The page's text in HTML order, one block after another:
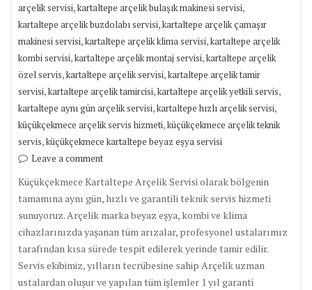
arçelik servisi,kartaltepe arçelik bulaşık makinesi servisi,
kartaltepe arçelik buzdolabı servisi,kartaltepe arçelik çamaşır
makinesi servisi,kartaltepe arçelik klima servisi,kartaltepe arçelik
kombi servisi,kartaltepe arçelik montaj servisi,kartaltepe arçelik
özel servis,kartaltepe arçelik servisi,kartaltepe arçelik tamir
servisi,kartaltepe arçelik tamircisi,kartaltepe arçelik yetkili servis,
kartaltepe aynı gün arçelik servisi,kartaltepe hızlı arçelik servisi,
küçükçekmece arçelik servis hizmeti,küçükçekmece arçelik teknik
servis,küçükçekmece kartaltepe beyaz eşya servisi
Leave a comment
Küçükçekmece Kartaltepe Arçelik Servisi olarak bölgenin
tamamına aynı gün, hızlı ve garantili teknik servis hizmeti
sunuyoruz. Arçelik marka beyaz eşya, kombi ve klima
cihazlarınızda yaşanan tüm arızalar, profesyonel ustalarımız
tarafından kısa sürede tespit edilerek yerinde tamir edilir.
Servis ekibimiz, yılların tecrübesine sahip Arçelik uzman
ustalardan oluşur ve yapılan tüm işlemler 1 yıl garanti